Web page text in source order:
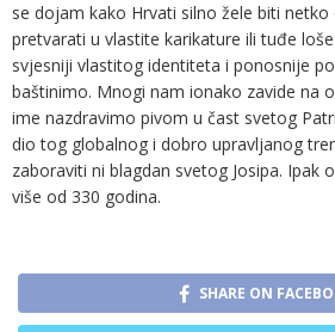
se dojam kako Hrvati silno žele biti
pretvarati u vlastite karikature ili tuđe
svjesniji vlastitog identiteta i ponosnije
baštinimo. Mnogi nam ionako zavide na
ime nazdravimo pivom u čast svetog
dio tog globalnog i dobro upravljanog
zaboraviti ni blagdan svetog Josipa. Ipak
više od 330 godina.
SHARE ON